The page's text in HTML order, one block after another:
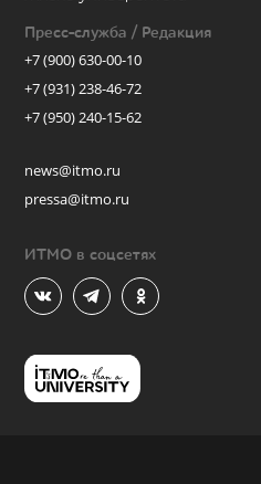
Пресс-служба / Редакция
+7 (900) 630-00-10
+7 (931) 238-46-72
+7 (950) 240-15-62
news@itmo.ru
pressa@itmo.ru
ИТМО в соцсетях